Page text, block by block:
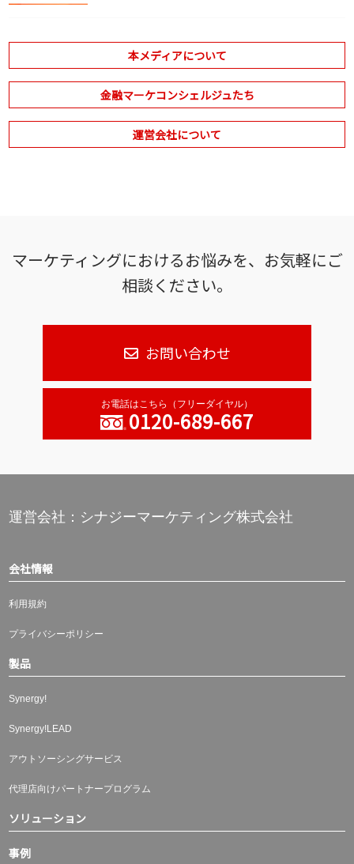
本メディアについて
金融マーケコンシェルジュたち
運営会社について
マーケティングにおけるお悩みを、お気軽にご
相談ください。
お問い合わせ
お電話はこちら（フリーダイヤル）
0120-689-667
運営会社：シナジーマーケティング株式会社
会社情報
利用規約
プライバシーポリシー
製品
Synergy!
Synergy!LEAD
アウトソーシングサービス
代理店向けパートナープログラム
ソリューション
事例